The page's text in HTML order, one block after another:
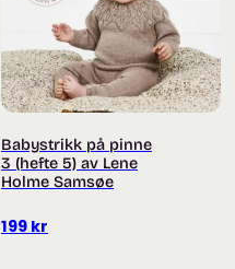
Babystrikk på pinne
3 (hefte 5) av Lene
Holme Samsøe
199 kr